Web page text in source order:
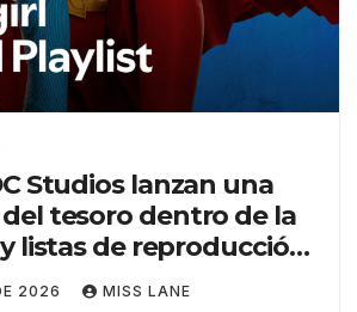
Studios lanzan una
tesoro dentro de la
listas de reproducción
de «Supergirl»
2026 MISS LANE